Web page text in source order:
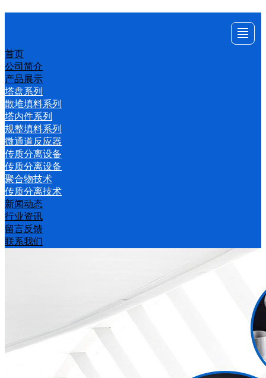
首页
首页
公司简介
产品展示
塔盘系列
散堆填料系列
塔内件系列
规整填料系列
微通道反应器
传质分离设备
传质分离设备
聚合物技术
传质分离技术
新闻动态
行业资讯
留言反馈
联系我们